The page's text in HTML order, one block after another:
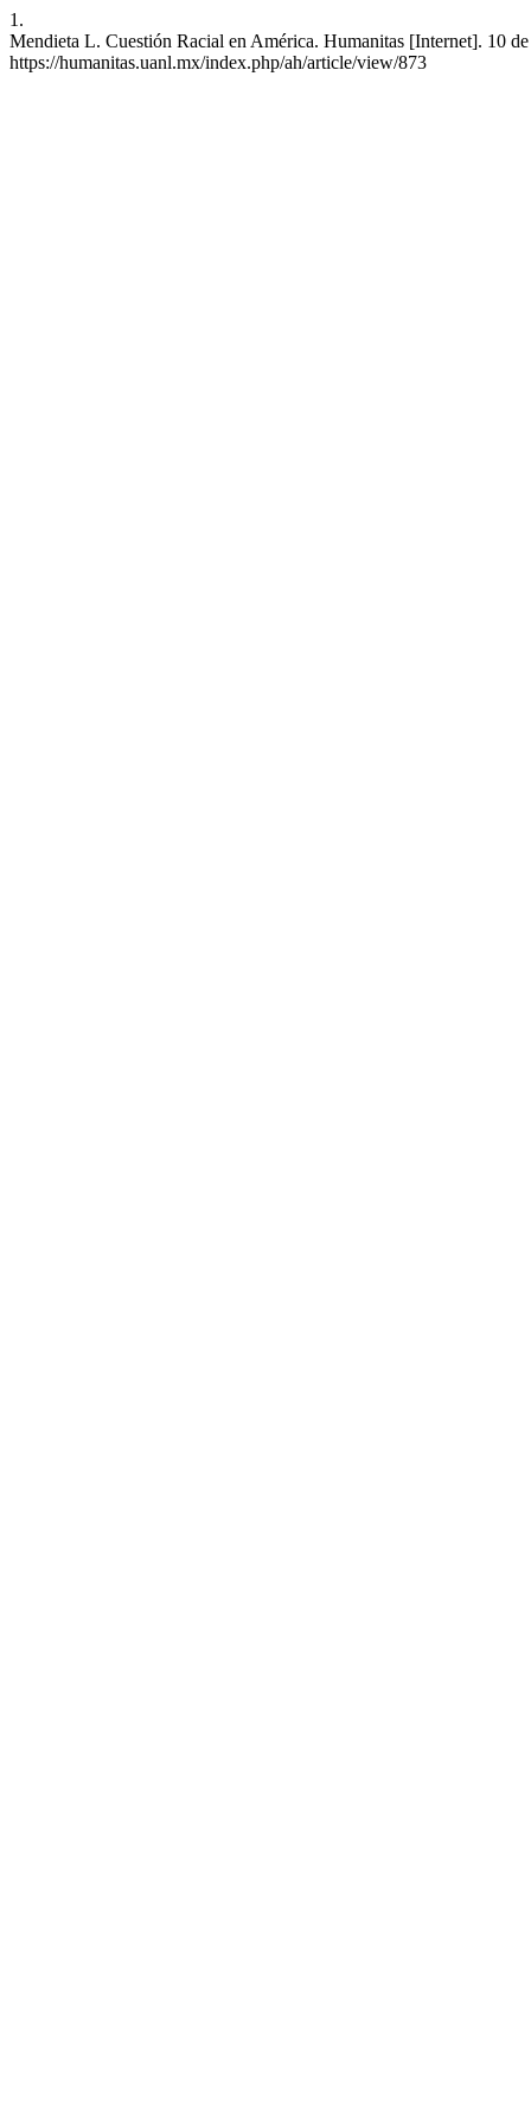
1.
Mendieta L. Cuestión Racial en América. Humanitas [Internet]. 10
https://humanitas.uanl.mx/index.php/ah/article/view/873